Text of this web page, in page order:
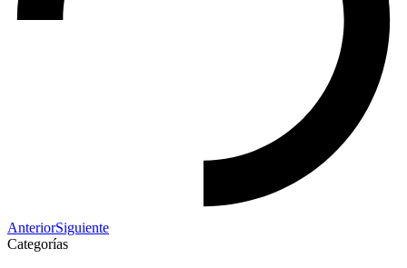
AnteriorSiguiente
Categorías